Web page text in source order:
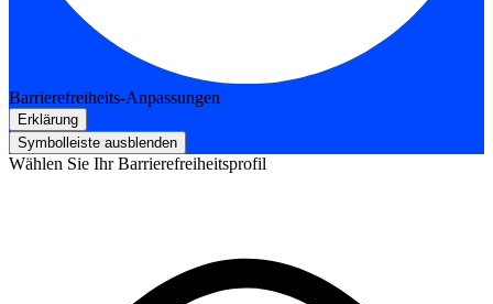
Barrierefreiheits-Anpassungen
Erklärung
Symbolleiste ausblenden
Wählen Sie Ihr Barrierefreiheitsprofil